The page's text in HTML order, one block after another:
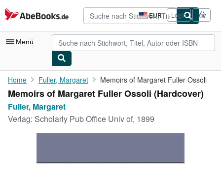
Zum Hauptinhalt
AbeBooks.de EUR
Seite
der
Einkaufseinstellungen.
Login
Menü
Nutzerkonto
Meine Bestellungen
Detailsuche
Kunst & Sammlerstücke
Home Fuller, Margaret Memoirs of Margaret Fuller Ossoli
Memoirs of Margaret Fuller Ossoli (Hardcover)
Fuller, Margaret
Verlag: Scholarly Pub Office Univ of, 1899